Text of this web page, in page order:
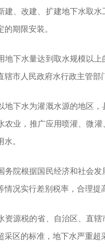
、改建、扩建地下水取水
期限安装。
地下水量达到取水规模以
辖市人民政府水行政主管
下水为灌溉水源的地区，
农业，推广应用喷灌、微
。
院根据国民经济和社会发
情况实行差别税率，合理
资源税的省、自治区、直
采区的标准，地下水严重